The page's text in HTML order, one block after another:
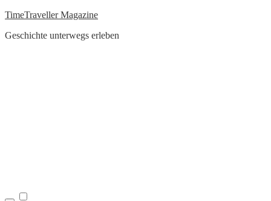
TimeTraveller Magazine
Geschichte unterwegs erleben